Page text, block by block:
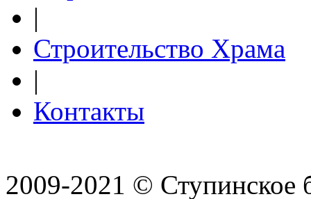
|
Строительство Храма
|
Контакты
2009-2021 © Ступинское